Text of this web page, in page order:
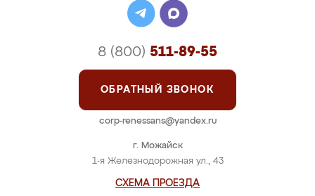
г. Можайск
1-я Железнодорожная ул., 43
СХЕМА ПРОЕЗДА
8 (800) 511-89-55
ОБРАТНЫЙ ЗВОНОК
corp-renessans@yandex.ru